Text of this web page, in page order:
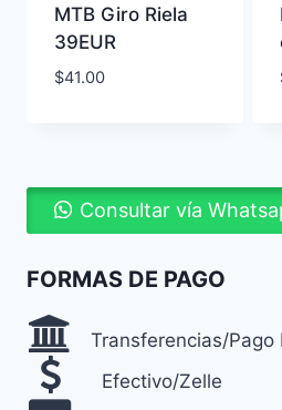
MTB Giro Riela
39EUR
$41.00
Consultar vía
FORMAS DE PAGO
Transferencias/Pago
Efectivo/Zelle